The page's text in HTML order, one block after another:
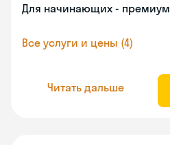
Для начинающих - премиум
Все услуги и цены (4)
Читать дальше